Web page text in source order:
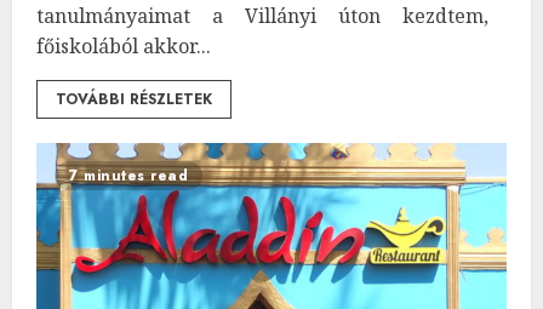
tanulmányaimat a Villányi úton kezdtem,
főiskolából akkor...
TOVÁBBI RÉSZLETEK
7 minutes read